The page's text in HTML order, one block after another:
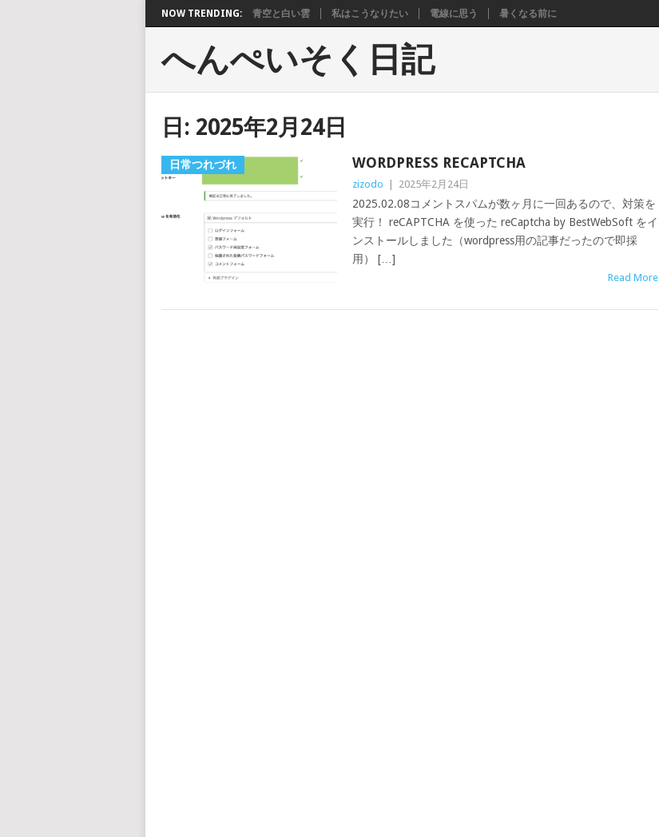
NOW TRENDING: 青空と白い雲 私はこうなりたい 電線に思う 暑くなる前に
へんぺいそく日記
日: 2025年2月24日
日常つれづれ WORDPRESS RECAPTCHA
zizodo 2025年2月24日
2025.02.08コメントスパムが数ヶ月に一回あるので、対策を
実行！ reCAPTCHA を使った reCaptcha by BestWebSoft をイ
ンストールしました（wordpress用の記事だったので即採
用） […]
Read More